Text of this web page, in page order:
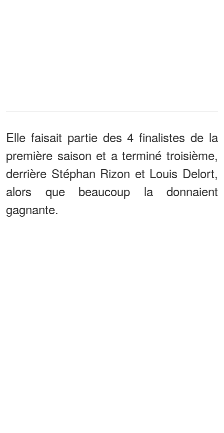
Elle faisait partie des 4 finalistes de la
première saison et a terminé troisième,
derrière Stéphan Rizon et Louis Delort,
alors que beaucoup la donnaient
gagnante.